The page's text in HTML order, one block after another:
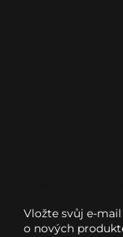
Vložte svůj e-
o nových